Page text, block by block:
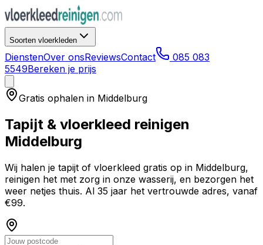
Soorten vloerkleden
DienstenOver onsReviewsContact
085 083
5549Bereken je prijs
Gratis ophalen in Middelburg
Tapijt & vloerkleed reinigen
Middelburg
Wij halen je tapijt of vloerkleed gratis op in Middelburg,
reinigen het met zorg in onze wasserij, en bezorgen het
weer netjes thuis. Al 35 jaar het vertrouwde adres, vanaf
€99.